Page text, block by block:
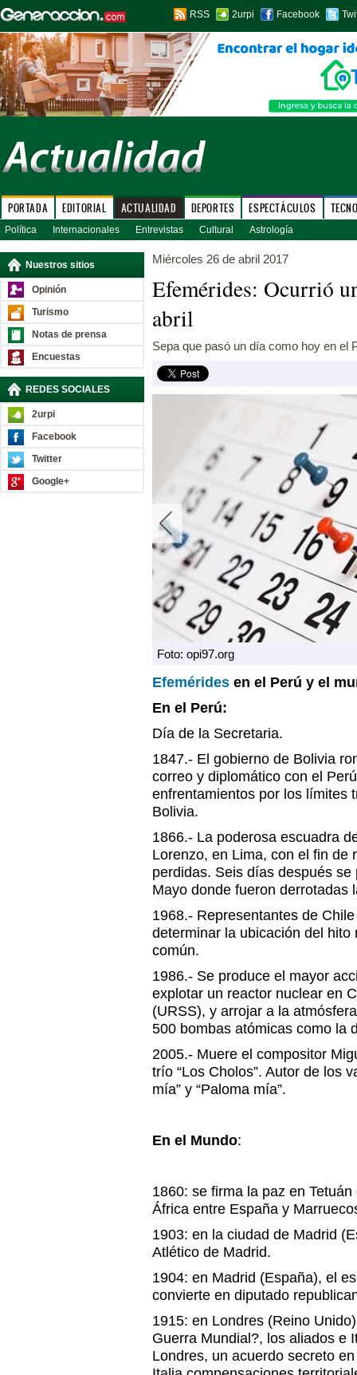
RSS 2urpi Facebook
PORTADA EDITORIAL ACTUALIDAD DEPORTES ESPECTÁCULOS
Política Internacionales Entrevistas Cultural Astrología
Nuestros sitios
Opinión
Turismo
Notas de prensa
Encuestas
REDES SOCIALES
2urpi
Facebook
Twitter
Google+
Miércoles 26 de abril 2017
Efemérides: Ocurrió
abril
Sepa que pasó un día como hoy en el
Foto: opi97.org
Efemérides en el Perú y el
En el Perú:
Día de la Secretaria.
1847.- El gobierno de Bolivia
correo y diplomático con el
enfrentamientos por los límites
Bolivia.
1866.- La poderosa escuadra
Lorenzo, en Lima, con el fin de
perdidas. Seis días después
Mayo donde fueron derrotadas
1968.- Representantes de
determinar la ubicación del
común.
1986.- Se produce el mayor
explotar un reactor nuclear en
(URSS), y arrojar a la
500 bombas atómicas como la
2005.- Muere el compositor
trío “Los Cholos”. Autor de los
mía” y “Paloma mía”.
En el Mundo:
1860: se firma la paz en
África entre España y
1903: en la ciudad de Madrid
Atlético de Madrid.
1904: en Madrid (España), el
convierte en diputado
1915: en Londres (Reino
Guerra Mundial?, los aliados e
Londres, un acuerdo secreto